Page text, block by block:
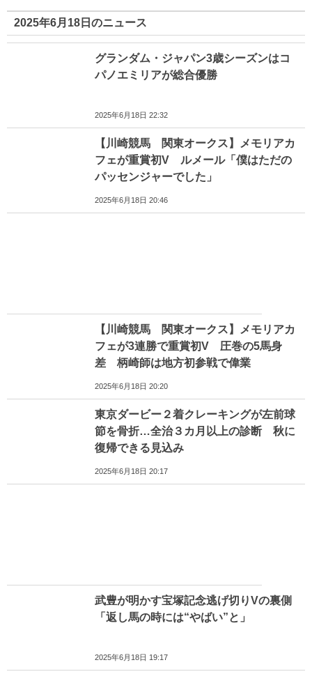
2025年6月18日のニュース
グランダム・ジャパン3歳シーズンはコ
パノエミリアが総合優勝
2025年6月18日 22:32
【川崎競馬 関東オークス】メモリアカ
フェが重賞初V ルメール「僕はただの
パッセンジャーでした」
2025年6月18日 20:46
【川崎競馬 関東オークス】メモリアカ
フェが3連勝で重賞初V 圧巻の5馬身
差 柄崎師は地方初参戦で偉業
2025年6月18日 20:20
東京ダービー２着クレーキングが左前球
節を骨折…全治３カ月以上の診断 秋に
復帰できる見込み
2025年6月18日 20:17
武豊が明かす宝塚記念逃げ切りVの裏側
「返し馬の時には“やばい”と」
2025年6月18日 19:17